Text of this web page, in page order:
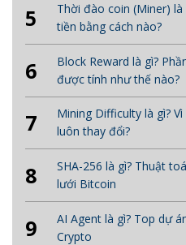
5
Thời đào coin (Miner)
tiền bằng cách nào?
6
Block Reward là gì?
được tính như thế nào?
7
Mining Difficulty là gì?
luôn thay đổi?
8
SHA-256 là gì? Thuật
lưới Bitcoin
9
AI Agent là gì? Top dự
Crypto